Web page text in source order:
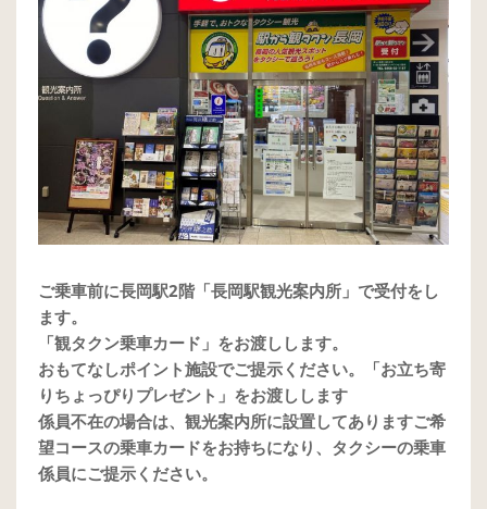
ご乗車前に長岡駅2階「長岡駅観光案内所」で受付をし
ます。
「観タクン乗車カード」をお渡しします。
おもてなしポイント施設でご提示ください。「お立ち寄
りちょっぴりプレゼント」をお渡しします
係員不在の場合は、観光案内所に設置してありますご希
望コースの乗車カードをお持ちになり、タクシーの乗車
係員にご提示ください。